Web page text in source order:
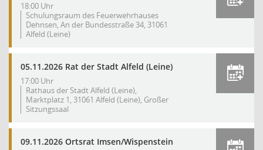
18:00 Uhr
Schulungsraum des Feuerwehrhauses
Dehnsen, An der Bundesstraße 34, 31061
Alfeld (Leine)
05.11.2026 Rat der Stadt Alfeld (Leine)
17:00 Uhr
Rathaus der Stadt Alfeld (Leine),
Marktplatz 1, 31061 Alfeld (Leine), Großer
Sitzungssaal
09.11.2026 Ortsrat Imsen/Wispenstein